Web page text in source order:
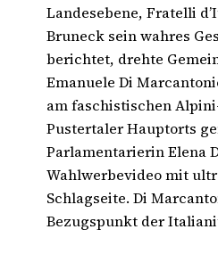
Landesebene, Fratelli
Bruneck sein wahres
berichtet, drehte
Emanuele Di
am faschistischen
Pustertaler Hauptorts
Parlamentarierin Elena
Wahlwerbevideo mit
Schlagseite. Di
Bezugspunkt der